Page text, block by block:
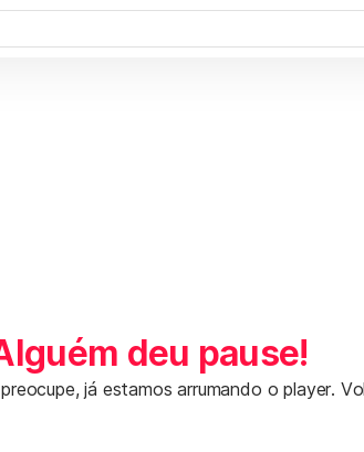
deu pause!
já estamos arrumando o player.